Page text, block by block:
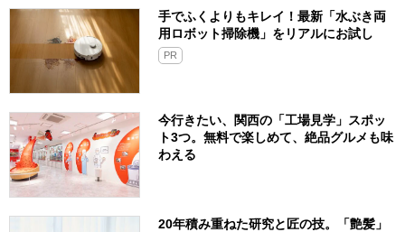
手でふくよりもキレイ！最新「水ぶき両
用ロボット掃除機」をリアルにお試し
PR
今行きたい、関西の「工場見学」スポッ
ト3つ。無料で楽しめて、絶品グルメも味
わえる
20年積み重ねた研究と匠の技。「艶髪」